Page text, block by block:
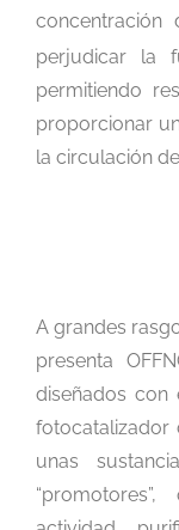
concentración
perjudicar la
permitiendo
proporcionar
la circulación
A grandes
presenta
diseñados con
fotocatalizador
unas